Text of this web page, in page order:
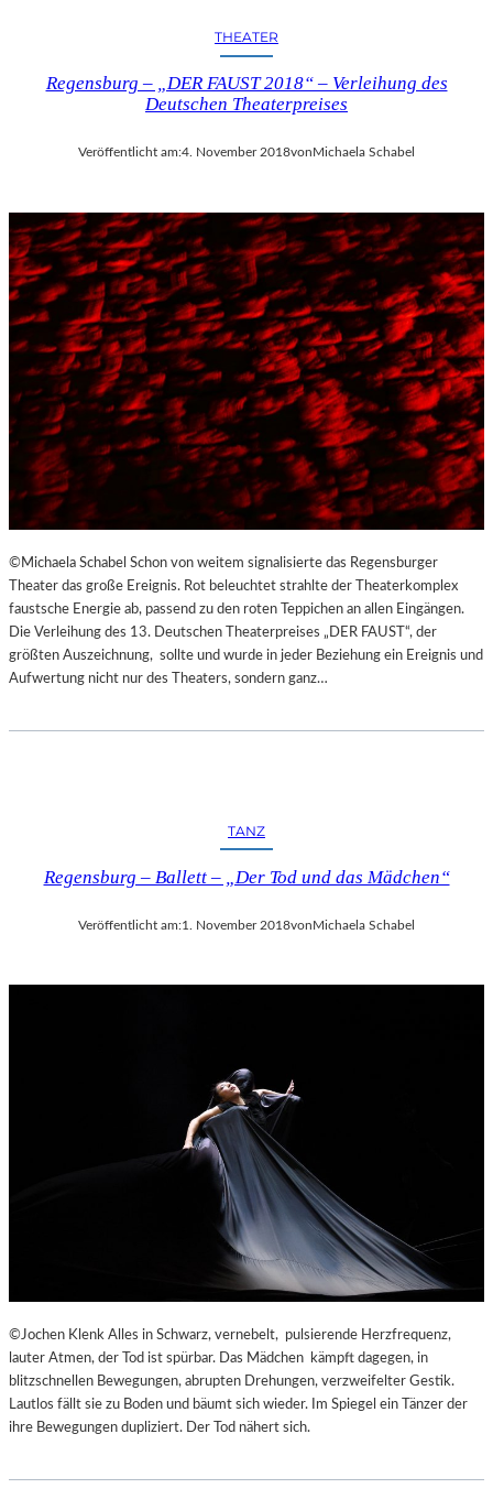
THEATER
Regensburg – „DER FAUST 2018“ – Verleihung des
Deutschen Theaterpreises
Veröffentlicht am:4. November 2018von Michaela Schabel
©Michaela Schabel Schon von weitem signalisierte das Regensburger
Theater das große Ereignis. Rot beleuchtet strahlte der Theaterkomplex
faustsche Energie ab, passend zu den roten Teppichen an allen Eingängen.
Die Verleihung des 13. Deutschen Theaterpreises „DER FAUST“, der
größten Auszeichnung, sollte und wurde in jeder Beziehung ein Ereignis und
Aufwertung nicht nur des Theaters, sondern ganz…
TANZ
Regensburg – Ballett – „Der Tod und das Mädchen“
Veröffentlicht am:1. November 2018vonMichaela Schabel
©Jochen Klenk Alles in Schwarz, vernebelt, pulsierende Herzfrequenz,
lauter Atmen, der Tod ist spürbar. Das Mädchen kämpft dagegen, in
blitzschnellen Bewegungen, abrupten Drehungen, verzweifelter Gestik.
Lautlos fällt sie zu Boden und bäumt sich wieder. Im Spiegel ein Tänzer der
ihre Bewegungen dupliziert. Der Tod nähert sich.